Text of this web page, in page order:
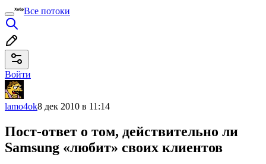
Все потоки
Войти
lamo4ok8 дек 2010 в 11:14
Пост-ответ о том, действительно ли
Samsung «любит» своих клиентов